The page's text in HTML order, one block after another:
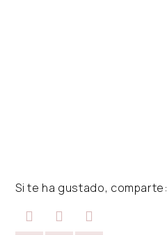
Si te ha gustado, comparte: